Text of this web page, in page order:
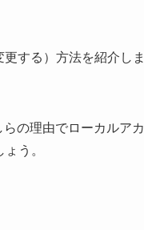
する）方法を紹介しま
の理由でローカルアカ
う。